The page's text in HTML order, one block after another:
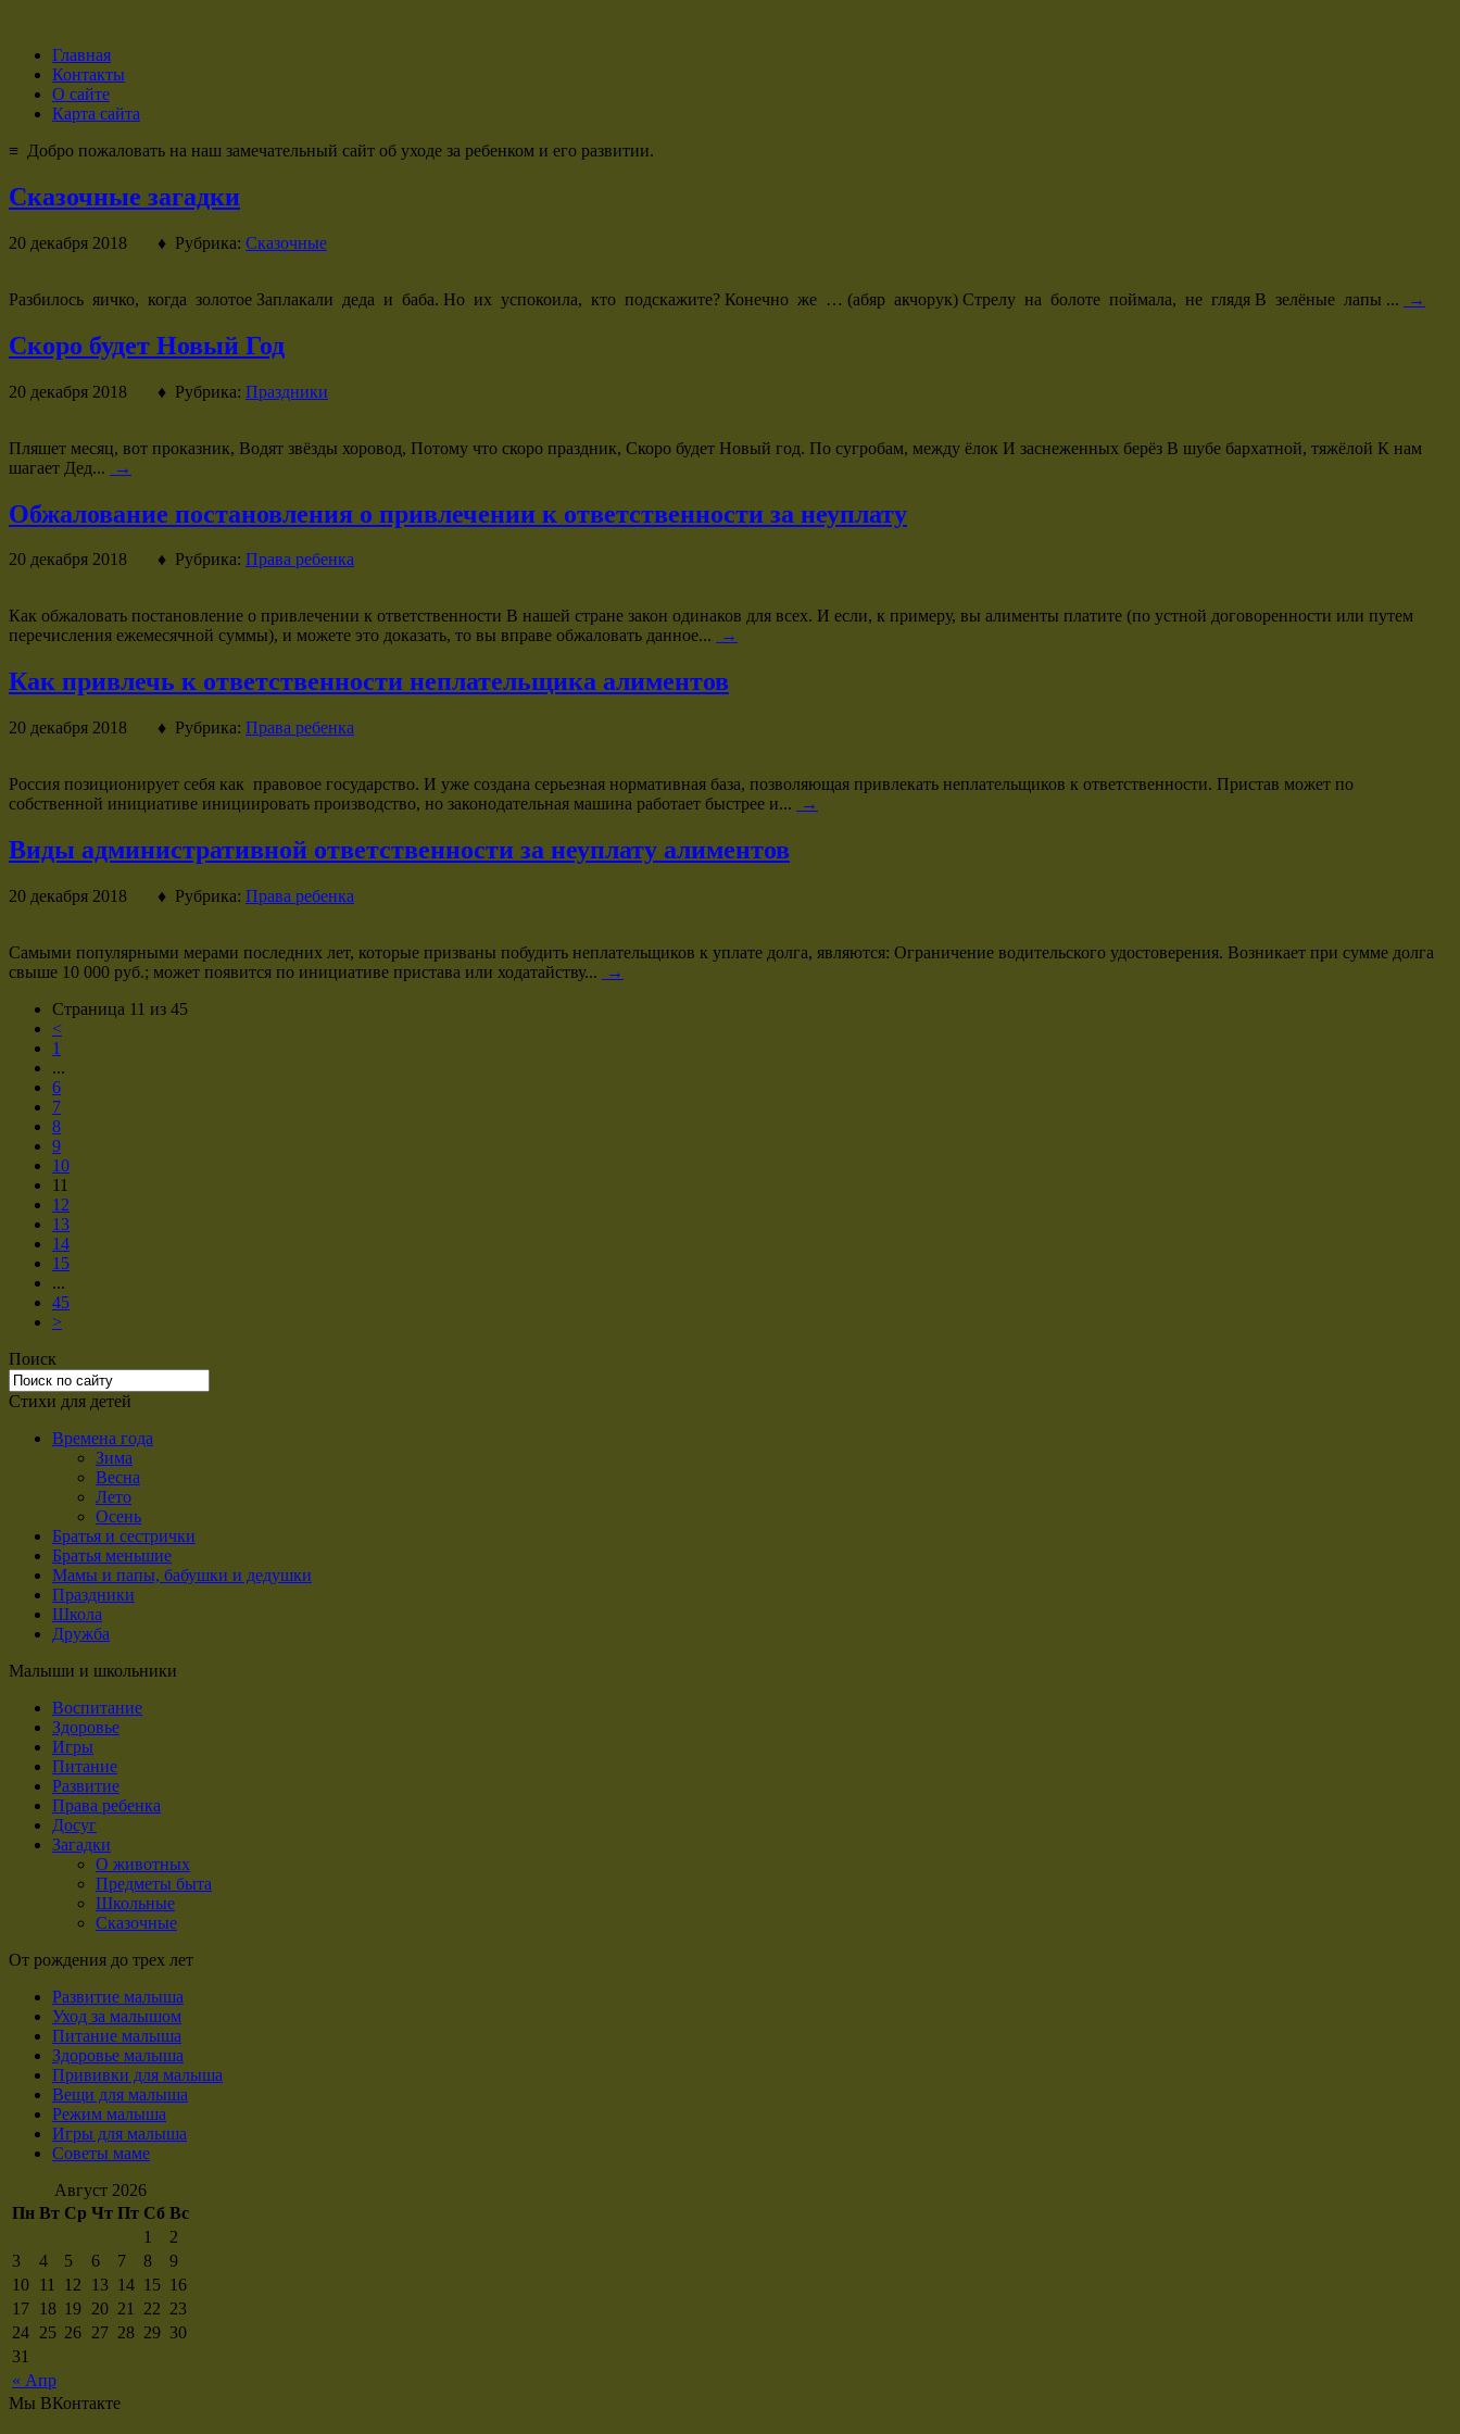
Главная
Контакты
О сайте
Карта сайта
≡ Добро пожаловать на наш замечательный сайт об уходе за ребенком и его развитии.
Сказочные загадки
20 декабря 2018 ♦ Рубрика: Сказочные
Разбилось яичко, когда золотое Заплакали деда и баба. Но их успокоила, кто подскажите? Конечно же … (абяр акчорук) Стрелу на болоте поймала, не глядя В зелёные лапы ... →
Скоро будет Новый Год
20 декабря 2018 ♦ Рубрика: Праздники
Пляшет месяц, вот проказник, Водят звёзды хоровод, Потому что скоро праздник, Скоро будет Новый год. По сугробам, между ёлок И заснеженных берёз В шубе бархатной, тяжёлой К нам
шагает Дед...
→
Обжалование постановления о привлечении к ответственности за неуплату
20 декабря 2018 ♦ Рубрика: Права ребенка
Как обжаловать постановление о привлечении к ответственности В нашей стране закон одинаков для всех. И если, к примеру, вы алименты платите (по устной договоренности или путем
перечисления ежемесячной суммы), и можете это доказать, то вы вправе обжаловать данное...
→
Как привлечь к ответственности неплательщика алиментов
20 декабря 2018 ♦ Рубрика: Права ребенка
Россия позиционирует себя как правовое государство. И уже создана серьезная нормативная база, позволяющая привлекать неплательщиков к ответственности. Пристав может по
собственной инициативе инициировать производство, но законодательная машина работает быстрее и...
→
Виды административной ответственности за неуплату алиментов
20 декабря 2018 ♦ Рубрика: Права ребенка
Самыми популярными мерами последних лет, которые призваны побудить неплательщиков к уплате долга, являются: Ограничение водительского удостоверения. Возникает при сумме долга
свыше 10 000 руб.; может появится по инициативе пристава или ходатайству...
→
Страница 11 из 45
<
1
...
6
7
8
9
10
11
12
13
14
15
...
45
>
Поиск
Стихи для детей
Времена года
Зима
Весна
Лето
Осень
Братья и сестрички
Братья меньшие
Мамы и папы, бабушки и дедушки
Праздники
Школа
Дружба
Малыши и школьники
Воспитание
Здоровье
Игры
Питание
Развитие
Права ребенка
Досуг
Загадки
О животных
Предметы быта
Школьные
Сказочные
От рождения до трех лет
Развитие малыша
Уход за малышом
Питание малыша
Здоровье малыша
Прививки для малыша
Вещи для малыша
Режим малыша
Игры для малыша
Советы маме
Август 2026
Пн Вт Ср Чт Пт Сб Вс
« Апр
1
2
3
4 5 6 7 8
9
10
11 12 13 14 15 16
17
18 19 20 21 22 23
24 25 26 27 28 29 30
31
Мы ВКонтакте